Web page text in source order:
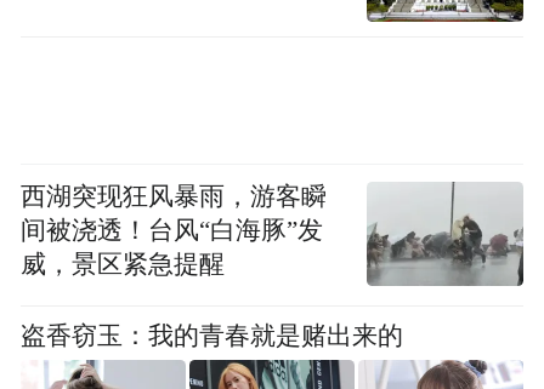
西湖突现狂风暴雨，游客瞬
间被浇透！台风“白海豚”发
威，景区紧急提醒
盗香窃玉：我的青春就是赌出来的